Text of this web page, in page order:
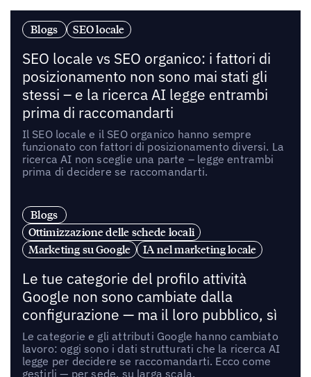
Blogs SEO locale
SEO locale vs SEO organico: i fattori di
posizionamento non sono mai stati gli
stessi – e la ricerca AI legge entrambi
prima di raccomandarti
Il SEO locale e il SEO organico hanno sempre
funzionato con fattori di posizionamento diversi. La
ricerca AI non sceglie una parte – legge entrambi
prima di decidere se raccomandarti.
Blogs
Ottimizzazione delle schede locali
Marketing su Google
IA nel marketing locale
Le tue categorie del profilo attività
Google non sono cambiate dalla
configurazione — ma il loro pubblico, sì
Le categorie e gli attributi Google hanno cambiato
lavoro: oggi sono i dati strutturati che la ricerca AI
legge per decidere se raccomandarti. Ecco come
gestirli — per sede, su larga scala.